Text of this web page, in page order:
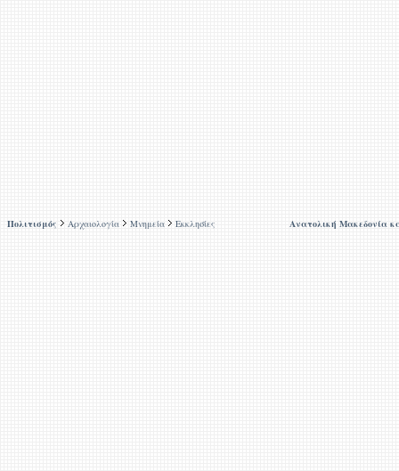
Πολιτισμός Αρχαιολογία Μνημεία Εκκλησίες Ανατολική Μακεδονία